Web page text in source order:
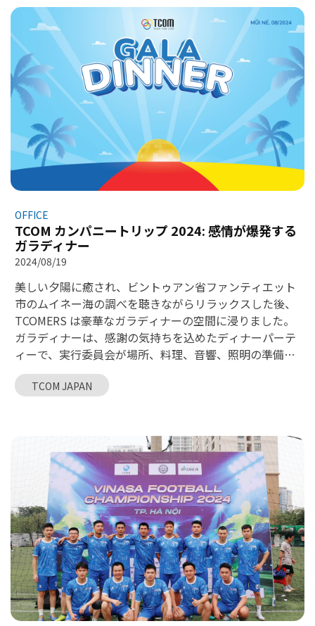
ァンティエット・ムイネーでの美しい思い出が、
TCOMERS一人ひとりに無限のインスピレーションをもた
らすことを確信しています。この旅で新しいエネルギー
を再充電し、これからも共に更なる高みを目指す道を進
んでいきましょう。 この旅行の素晴らしい瞬間を一緒に
振り返りましょう！ TCOM tin rằng, những kỷ niệm đẹp
tại Mũi Né - Phan Thiết sẽ khơi dậy nguồn cảm hứng
bất tận ở mỗi TCOMERS. Chúng ta đã được tái tạo
nguồn năng lượng mới để tiếp tục đồng hành cùng
nhau trên hành trình chinh phục những ngọn núi cao
trong chuyến đi này!
OFFICE
TCOM カンパニートリップ 2024: 感情が爆発する
ガラディナー
2024/08/19
美しい夕陽に癒され、ビントゥアン省ファンティエット
市のムイネー海の調べを聴きながらリラックスした後、
TCOMERS は豪華なガラディナーの空間に浸りました。
ガラディナーは、感謝の気持ちを込めたディナーパーテ
ィーで、実行委員会が場所、料理、音響、照明の準備に
細心の注意を払って、感動的な夜を演出しました。 波の
音が聞こえる開放的な空間の中で、TCOMERS は感情が
クスにより座っていることもできず、会場は興奮の渦に
包まれました。 ガラディナーは、ムイネーでの 4 日 3 夜
の旅の完璧なハイライトであり、このパーティーは、会
社から全ての TCOMERS への感謝の気持ちを込めたもの
です。 これからも遠くへ、長く一緒に旅し、TCOM の素
晴らしい旅に参加し続けましょう！ ガラディナーの素晴
らしい瞬間をいくつかご覧ください。
TCOM JAPAN